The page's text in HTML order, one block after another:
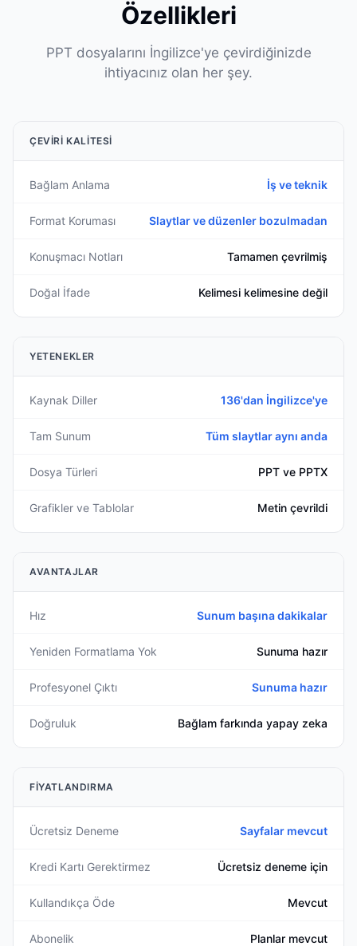
Özellikleri
PPT dosyalarını İngilizce'ye çevirdiğinizde
ihtiyacınız olan her şey.
ÇEVIRI KALITESI
Bağlam Anlama İş ve teknik
Format Koruması Slaytlar ve düzenler bozulmadan
Konuşmacı Notları Tamamen çevrilmiş
Doğal İfade Kelimesi kelimesine değil
YETENEKLER
Kaynak Diller 136'dan İngilizce'ye
Tam Sunum Tüm slaytlar aynı anda
Dosya Türleri PPT ve PPTX
Grafikler ve Tablolar Metin çevrildi
AVANTAJLAR
Hız Sunum başına dakikalar
Yeniden Formatlama Yok Sunuma hazır
Profesyonel Çıktı Sunuma hazır
Doğruluk Bağlam farkında yapay zeka
FIYATLANDIRMA
Ücretsiz Deneme Sayfalar mevcut
Kredi Kartı Gerektirmez Ücretsiz deneme için
Kullandıkça Öde Mevcut
Abonelik Planlar mevcut